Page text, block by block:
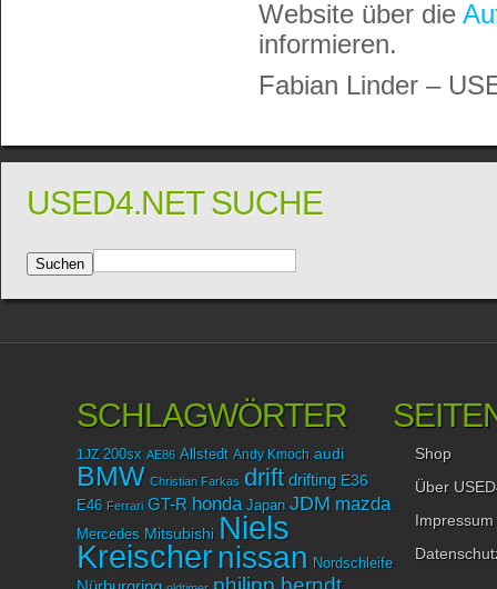
Website über die
informieren.
Fabian Linder –
USED4.NET SUCHE
SCHLAGWÖRTER
1JZ 200sx AE86 Allstedt Andy Kmoch audi
BMW Christian Farkas drift drifting E36
E46 Ferrari GT-R honda Japan JDM mazda
Mercedes Mitsubishi Niels
Kreischer nissan Nordschleife
Shop
Über
Impressum